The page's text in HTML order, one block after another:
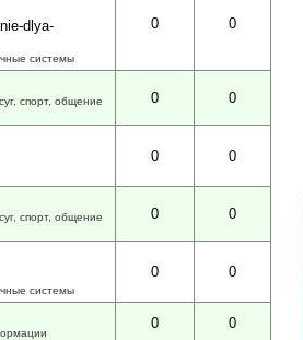
dlya-
системы
0 0
спорт, общение
0 0
0 0
спорт, общение
0 0
системы
0 0
0 0